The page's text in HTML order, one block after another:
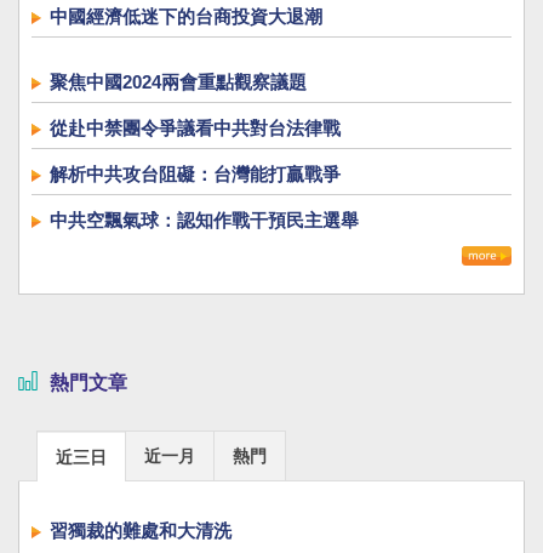
中國經濟低迷下的台商投資大退潮
聚焦中國2024兩會重點觀察議題
從赴中禁團令爭議看中共對台法律戰
解析中共攻台阻礙：台灣能打贏戰爭
中共空飄氣球：認知作戰干預民主選舉
熱門文章
近三日 近一月 熱門
習獨裁的難處和大清洗